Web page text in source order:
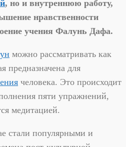
, но и внутреннюю работу,
нравственности
учения Фалунь Дафа.
можно рассматривать как
предназначена для
человека. Это происходит
пяти упражнений,
медитацией.
стали популярными и